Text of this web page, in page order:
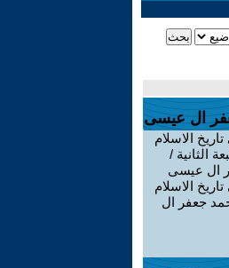
ال عيسى
الاسلام
الثانية /
ال عيسى
الاسلام
جعفر ال